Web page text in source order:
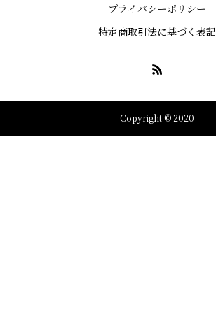
プライバシーポリシー
特定商取引法に基づく表記
Copyright © 2020